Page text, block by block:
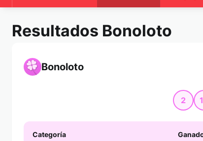
Resultados Bonoloto
Bonoloto
2
Categoría